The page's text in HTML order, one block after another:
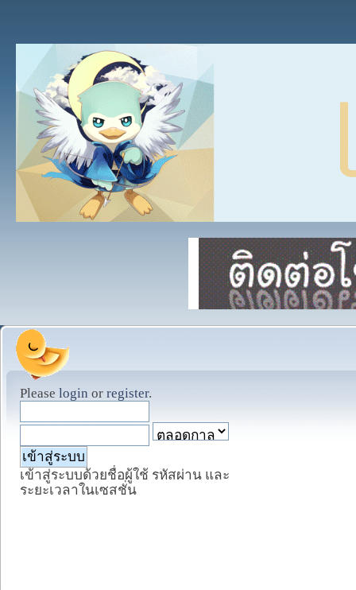
Please login or register.
เข้าสู่ระบบด้วยชื่อผู้ใช้ รหัสผ่าน และ
ระยะเวลาในเซสชั่น